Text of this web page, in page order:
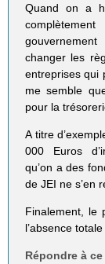
Quand on a
changer les
entreprises qui
me semble
pour la
A titre
000 Euros
qu’on a des
de JEI ne s’en
Finalement, le
l’absence
Répondre à